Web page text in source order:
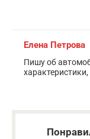
Елена Петрова
Пишу об